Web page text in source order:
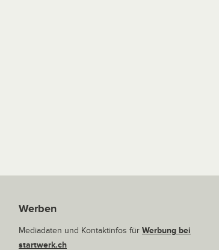
Werben
Mediadaten und Kontaktinfos für Werbung bei
startwerk.ch